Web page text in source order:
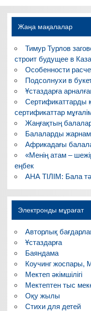
Жаңа мақалалар
Тимур Турлов
строит будущее в
Особенности
Подсолнухи в
Ұстаздарға
Сертификаттарды
сертификаттар
Жаңғақтың
Балаларды
Африкадағы
«Менің атам –
еңбек
АНА ТІЛІМ: Бала
Электронды мұрағат
Авторлық
Ұстаздарға
Баяндама
Коучинг жоспары,
Мектеп әкімшілігі
Мектептен тыс
Оқу жылы
Стихи для детей